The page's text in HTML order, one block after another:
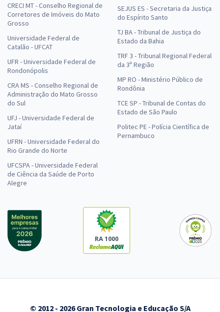
CRECI MT - Conselho Regional de
Corretores de Imóveis do Mato
Grosso
Universidade Federal de
Catalão - UFCAT
UFR - Universidade Federal de
Rondonópolis
CRA MS - Conselho Regional de
Administração do Mato Grosso
do Sul
UFJ - Universidade Federal de
Jataí
UFRN - Universidade Federal do
Rio Grande do Norte
UFCSPA - Universidade Federal
de Ciência da Saúde de Porto
Alegre
SEJUS ES - Secretaria da Justiça
do Espírito Santo
TJ BA - Tribunal de Justiça do
Estado da Bahia
TRF 3 - Tribunal Regional Federal
da 3ª Região
MP RO - Ministério Público de
Rondônia
TCE SP - Tribunal de Contas do
Estado de São Paulo
Politec PE - Polícia Científica de
Pernambuco
RA 1000
© 2012 - 2026 Gran Tecnologia e Educação S/A